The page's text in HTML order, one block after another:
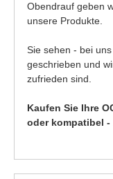
Obendrauf geben
unsere Produkte.
Sie sehen - bei
geschrieben und
zufrieden sind.
Kaufen Sie Ihre
oder kompatibel